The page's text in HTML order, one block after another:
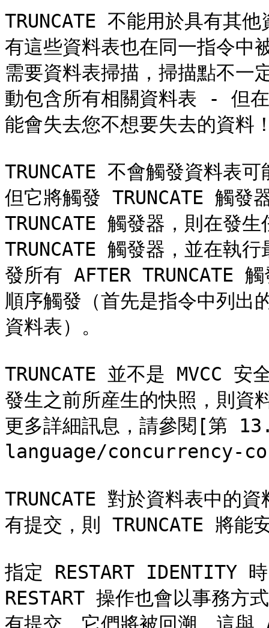
TRUNCATE 不能用於具有其
有這些資料表也在同一指令中
需要資料表掃描，掃描點不一
動包含所有相關資料表 - 但
能會失去您不想要失去的資料
TRUNCATE 不會觸發資料表
但它將觸發 TRUNCATE 觸發
TRUNCATE 觸發器，則在發
TRUNCATE 觸發器，並在執
發所有 AFTER TRUNCATE
順序觸發（首先是指令中列出
資料表）。
TRUNCATE 並不是 MVCC 安
發生之前所産生的快照，則資
更多詳細訊息，請參閱[
language/concurrency-
TRUNCATE 對於資料表中的
有提交，則 TRUNCATE 將能
指定 RESTART IDENTITY 時
RESTART 操作也會以事務方